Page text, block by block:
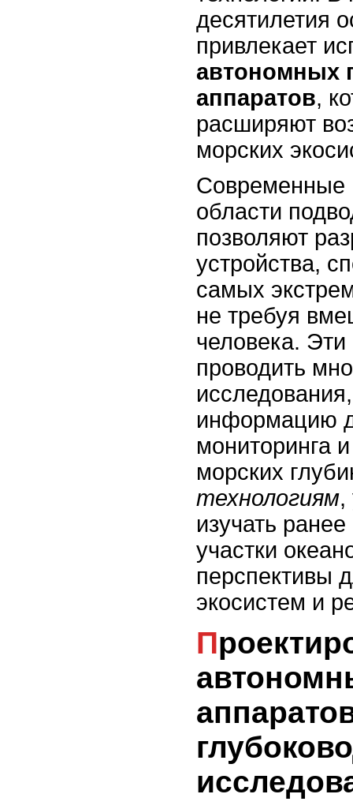
десятилетия
привлекает
автономных
аппаратов,
расширяют
морских
Современные
области
позволяют
устройства,
самых
не требуя
человека.
проводить
информацию
мониторинга
морских
технологиям,
изучать
участки
перспективы
экосистем и
Проектирование